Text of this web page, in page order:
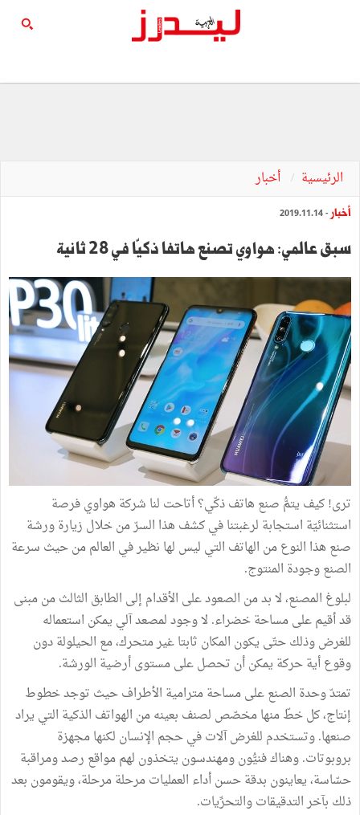
الرئيسية أخبار
أخبار - 2019.11.14
سبق عالمي: هواوي تصنع هاتفا ذكيّا في 28 ثانية
ترى! كيف يتمُّ صنع هاتف ذكّي؟ أتاحت لنا شركة هواوي فرصة
استثنائيّة استجابة لرغبتنا في كشف هذا السرّ من خلال زيارة ورشة
صنع هذا النوع من الهاتف التي ليس لها نظير في العالم من حيث سرعة
الصنع وجودة المنتوج.
لبلوغ المصنع، لا بد من الصعود على الأقدام إلى الطابق الثالث من مبنى
قد أقيم على مساحة خضراء. لا وجود لمصعد آلي يمكن استعماله
للغرض وذلك حتّى يكون المكان ثابتا غير متحرك، مع الحيلولة دون
وقوع أية حركة يمكن أن تحصل على مستوى أرضية الورشة.
تمتدّ وحدة الصنع على مساحة مترامية الأطراف حيث توجد خطوط
إنتاج، كل خطّ منها مخصّص لصنف بعينه من الهواتف الذكية التي يراد
صنعها. وتستخدم للغرض آلات في حجم الإنسان لكنها مجهزة
بروبوتات. وهناك فنيُّون ومهندسون يتخذون لهم مواقع رصد ومراقبة
حسّاسة، يعاينون بدقة حسن أداء العمليات مرحلة مرحلة، ويقومون بعد
ذلك بآخر التدقيقات والتحرِّيات.